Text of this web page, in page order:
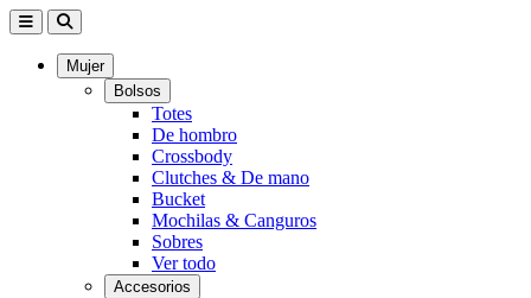
Mujer
Bolsos
Totes
De hombro
Crossbody
Clutches & De mano
Bucket
Mochilas & Canguros
Sobres
Ver todo
Accesorios